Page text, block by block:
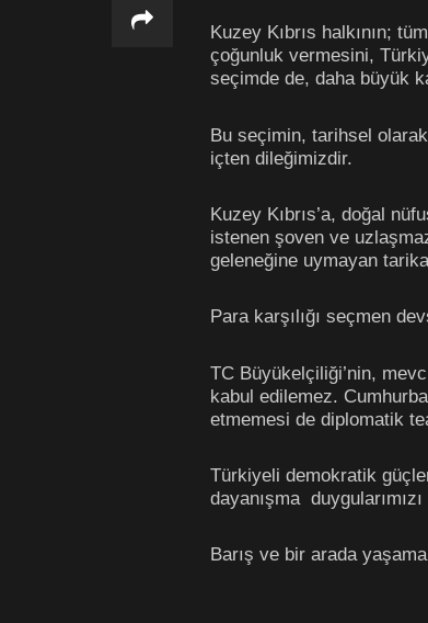
Kuzey Kıbrıs halkının;
çoğunluk vermesini,
seçimde de, daha büyük
Bu seçimin, tarihsel
içten dileğimizdir.
Kuzey Kıbrıs’a, doğal
istenen şoven ve
geleneğine uymayan
Para karşılığı seçmen
TC Büyükelçiliği’nin,
kabul edilemez.
etmemesi de diplomatik
Türkiyeli demokratik
dayanışma
Barış ve bir arada